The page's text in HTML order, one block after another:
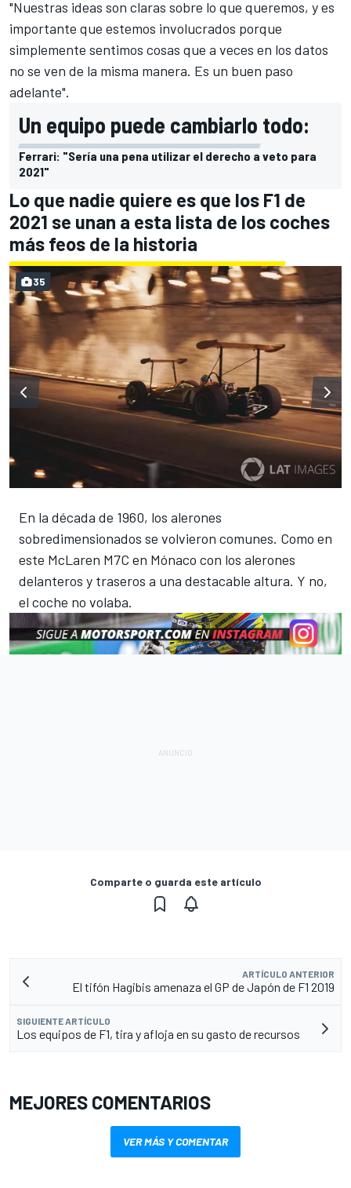
"Nuestras ideas son claras sobre lo que queremos, y es
importante que estemos involucrados porque
simplemente sentimos cosas que a veces en los datos
no se ven de la misma manera. Es un buen paso
adelante".
Un equipo puede cambiarlo todo:
Ferrari: "Sería una pena utilizar el derecho a veto para
2021"
Lo que nadie quiere es que los F1 de
2021 se unan a esta lista de los coches
más feos de la historia
En la década de 1960, los alerones
sobredimensionados se volvieron comunes. Como en
este McLaren M7C en Mónaco con los alerones
delanteros y traseros a una destacable altura. Y no,
el coche no volaba.
35
Comparte o guarda este artículo
ARTÍCULO ANTERIOR
El tifón Hagibis amenaza el GP de Japón de F1 2019
SIGUIENTE ARTÍCULO
Los equipos de F1, tira y afloja en su gasto de recursos
MEJORES COMENTARIOS
VER MÁS Y COMENTAR